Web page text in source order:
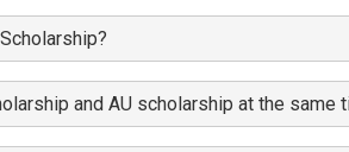
and AU scholarship at the same